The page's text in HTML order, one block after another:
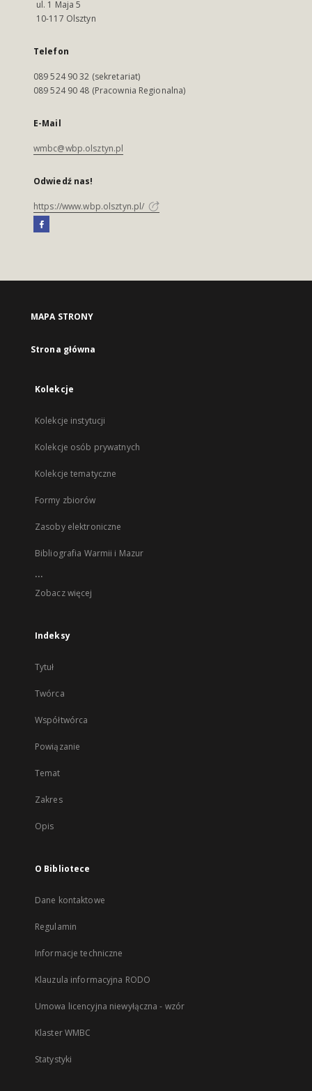
ul. 1 Maja 5
10-117 Olsztyn
Telefon
089 524 90 32 (sekretariat)
089 524 90 48 (Pracownia Regionalna)
E-Mail
wmbc@wbp.olsztyn.pl
Odwiedź nas!
https://www.wbp.olsztyn.pl/
MAPA STRONY
Strona główna
Kolekcje
Kolekcje instytucji
Kolekcje osób prywatnych
Kolekcje tematyczne
Formy zbiorów
Zasoby elektroniczne
Bibliografia Warmii i Mazur
...
Zobacz więcej
Indeksy
Tytuł
Twórca
Współtwórca
Powiązanie
Temat
Zakres
Opis
O Bibliotece
Dane kontaktowe
Regulamin
Informacje techniczne
Klauzula informacyjna RODO
Umowa licencyjna niewyłączna - wzór
Klaster WMBC
Statystyki